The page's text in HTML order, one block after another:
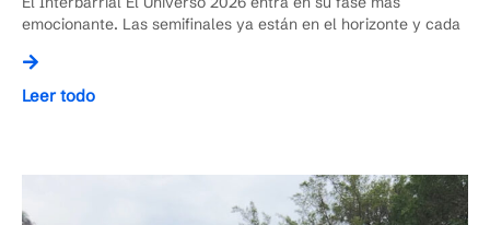
emocionante. Las semifinales ya están en el horizonte y cada
Leer todo